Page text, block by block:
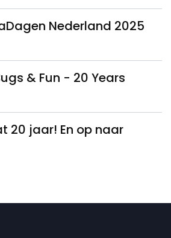
Nederland 2025
& Fun - 20 Years
20 jaar! En op naar